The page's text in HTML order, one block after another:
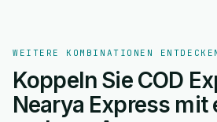
WEITERE KOMBINATIONEN
Koppeln Sie COD
Nearya Express mit